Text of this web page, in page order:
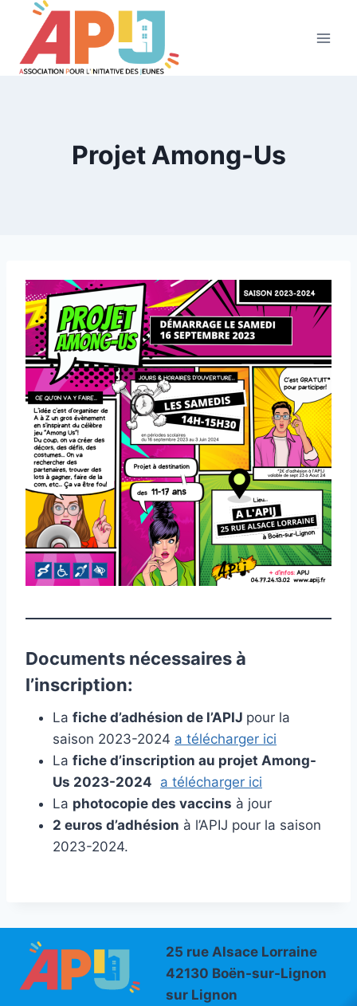
contenu
Projet Among-Us
Documents nécessaires à
l’inscription:
La fiche d’adhésion de l’APIJ pour la
saison 2023-2024 a télécharger ici
La fiche d’inscription au projet Among-
Us 2023-2024 a télécharger ici
La photocopie des vaccins à jour
2 euros d’adhésion à l’APIJ pour la saison
2023-2024.
25 rue Alsace Lorraine
42130 Boën-sur-Lignon
sur Lignon